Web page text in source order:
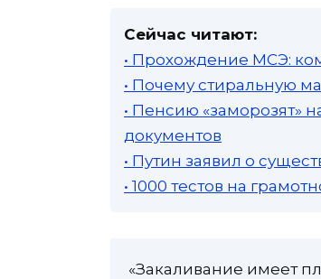
Сейчас читают:
• Прохождение МСЭ:
• Почему стиральную
• Пенсию «заморозят»
документов
• Путин заявил о
• 1000 тестов на
«Закаливание имеет